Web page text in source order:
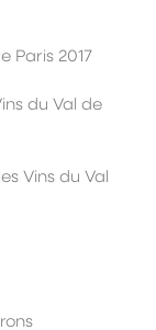
Paris 2017
du Val de
Vins du Val